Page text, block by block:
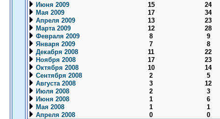
Июня 2009
15
24
Мая 2009
17
34
Апреля 2009
13
23
Марта 2009
12
28
Февраля 2009
8
9
Января 2009
7
8
Декабря 2008
11
22
Ноября 2008
17
23
Октября 2008
10
14
Сентября 2008
2
5
Августа 2008
3
12
Июля 2008
2
3
Июня 2008
1
6
Мая 2008
1
1
Апреля 2008
0 0